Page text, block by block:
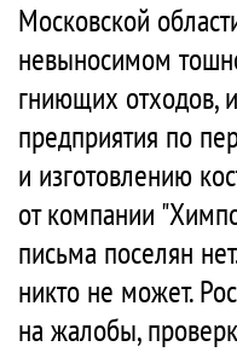
Московской
невыносимом
гниющих отходов,
предприятия по
и изготовлению
от компании
письма поселян
никто не может.
на жалобы,